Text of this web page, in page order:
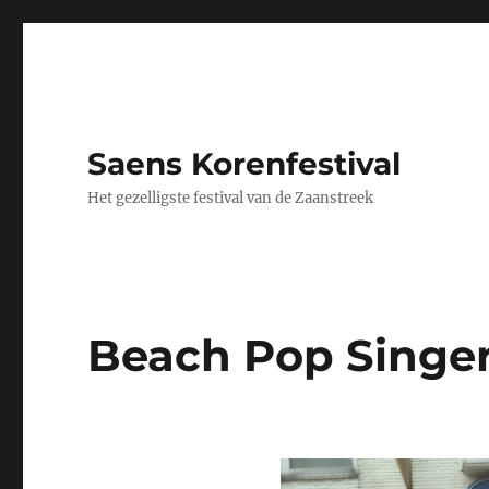
Saens Korenfestival
Het gezelligste festival van de Zaanstreek
Beach Pop